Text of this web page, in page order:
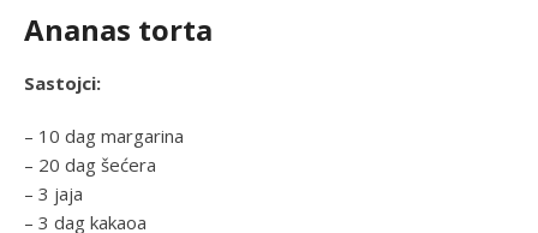
Ananas torta
Sastojci:
– 10 dag margarina
– 20 dag šećera
– 3 jaja
– 3 dag kakaoa